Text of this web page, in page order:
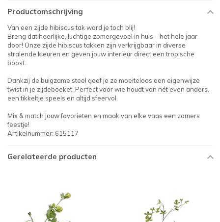
Productomschrijving
Van een zijde hibiscus tak word je toch blij!
Breng dat heerlijke, luchtige zomergevoel in huis – het hele jaar
door! Onze zijde hibiscus takken zijn verkrijgbaar in diverse
stralende kleuren en geven jouw interieur direct een tropische
boost.
Dankzij de buigzame steel geef je ze moeiteloos een eigenwijze
twist in je zijdeboeket. Perfect voor wie houdt van nét even anders,
een tikkeltje speels en altijd sfeervol.
Mix & match jouw favorieten en maak van elke vaas een zomers
feestje!
Artikelnummer: 615117
Gerelateerde producten